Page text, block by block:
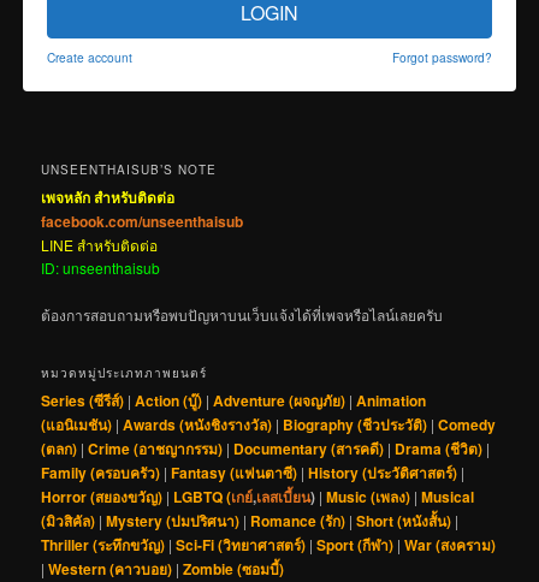
LOGIN
Create account Forgot password?
UNSEENTHAISUB’S NOTE
เพจหลัก สำหรับติดต่อ
facebook.com/unseenthaisub
LINE สำหรับติดต่อ
ID: unseenthaisub
ต้องการสอบถามหรือพบปัญหาบนเว็บแจ้งได้ที่เพจหรือไลน์เลยครับ
หมวดหมู่ประเภทภาพยนตร์
Series (ซีรีส์) |Action (บู๊) |Adventure (ผจญภัย) |Animation
(แอนิเมชัน) |Awards (หนังชิงรางวัล) | Biography (ชีวประวัติ) |Comedy
(ตลก) |Crime (อาชญากรรม) | Documentary (สารคดี) | Drama (ชีวิต) |
Family (ครอบครัว) |Fantasy (แฟนตาซี) |History (ประวัติศาสตร์) |
Horror (สยองขวัญ) | LGBTQ (เกย์,เลสเบี้ยน) |Music (เพลง) |Musical
(มิวสิคัล) |Mystery (ปมปริศนา) | Romance (รัก) |Short (หนังสั้น) |
Thriller (ระทึกขวัญ) |Sci-Fi (วิทยาศาสตร์) |Sport (กีฬา) |War (สงคราม)
|Western (คาวบอย) |Zombie (ซอมบี้)